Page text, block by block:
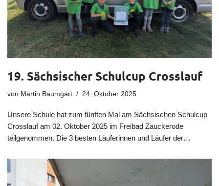
19. Sächsischer Schulcup Crosslauf
von Martin Baumgart 24. Oktober 2025
Unsere Schule hat zum fünften Mal am Sächsischen Schulcup
Crosslauf am 02. Oktober 2025 im Freibad Zauckerode
teilgenommen. Die 3 besten Läuferinnen und Läufer der…